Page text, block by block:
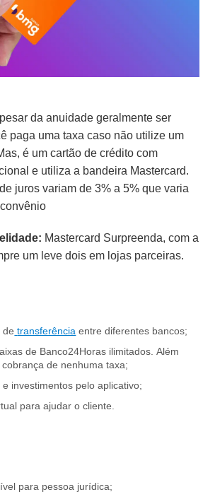
da anuidade geralmente ser
paga uma taxa caso não utilize um
é um cartão de crédito com
e utiliza a bandeira Mastercard.
juros variam de 3% a 5% que varia
Mastercard Surpreenda, com a
um leve dois em lojas parceiras.
de transferência entre diferentes bancos;
de Banco24Horas ilimitados. Além
de nenhuma taxa;
investimentos pelo aplicativo;
para ajudar o cliente.
para pessoa jurídica;